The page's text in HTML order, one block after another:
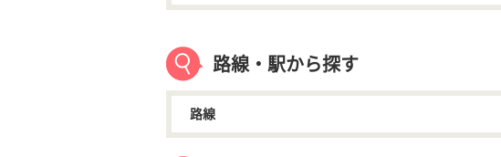
路線・駅から探す
路線